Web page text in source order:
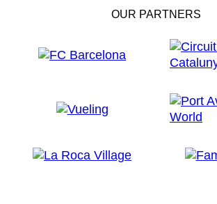
OUR PARTNERS